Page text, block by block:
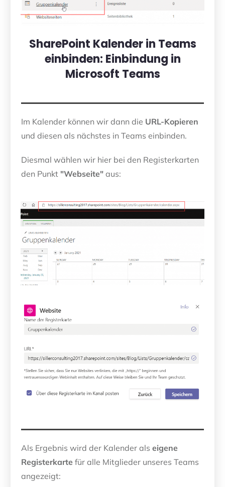
SharePoint Kalender in Teams
einbinden: Einbindung in
Microsoft Teams
Im Kalender können wir dann die URL-Kopieren
und diesen als nächstes in Teams einbinden.
Diesmal wählen wir hier bei den Registerkarten
den Punkt "Webseite" aus:
Als Ergebnis wird der Kalender als eigene
Registerkarte für alle Mitglieder unseres Teams
angezeigt: